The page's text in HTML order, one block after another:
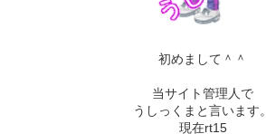
初めまして＾＾
当サイト管理人で
うしっくまと言います。
現在rt15